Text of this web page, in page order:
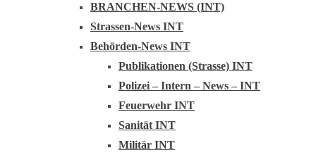
BRANCHEN-NEWS (INT)
Strassen-News INT
Behörden-News INT
Publikationen (Strasse) INT
Polizei – Intern – News – INT
Feuerwehr INT
Sanität INT
Militär INT